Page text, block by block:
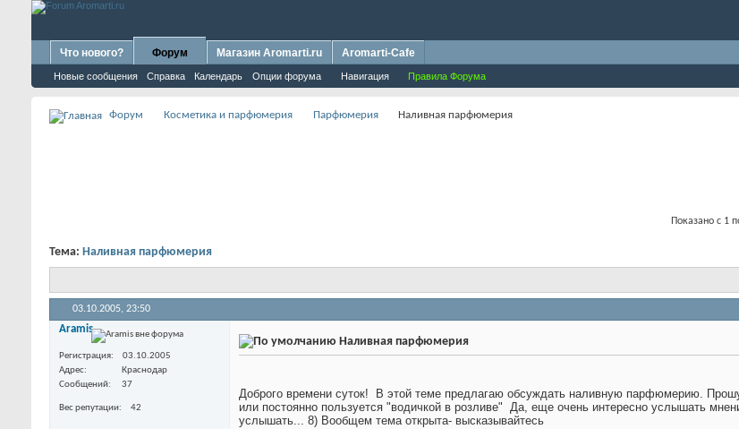
Что нового? Форум
Новые сообщения Справка Календарь Опции форума Навигация Правила Форума
Магазин Aromarti.ru Aromarti-Cafe
Форум Косметика и парфюмерия Парфюмерия Наливная парфюмерия
Показано с 1
Тема: Наливная парфюмерия
03.10.2005, 23:50
Aramis
Регистрация
03.10.2005
Адрес
Краснодар
Сообщений
37
Вес репутации 42
Наливная парфюмерия
Доброго времени суток!
В этой теме предлагаю обсуждать наливную парфюмерию.
или постоянно пользуется "водичкой в розливе" Да, еще очень интересно услышать
услышать... 8) Вообщем тема открыта- высказывайтесь